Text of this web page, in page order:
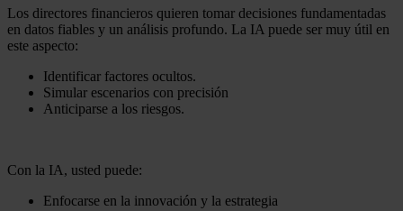
Los directores financieros quieren tomar decisiones fundamentadas
en datos fiables y un análisis profundo. La IA puede ser muy útil en
este aspecto:
Identificar factores ocultos.
Simular escenarios con precisión
Anticiparse a los riesgos.
Con la IA, usted puede:
Enfocarse en la innovación y la estrategia